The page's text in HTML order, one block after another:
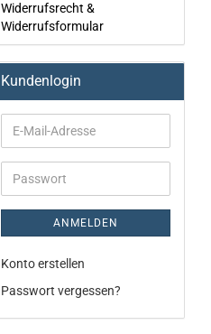
Widerrufsrecht &
Widerrufsformular
Kundenlogin
ANMELDEN
Konto erstellen
Passwort vergessen?